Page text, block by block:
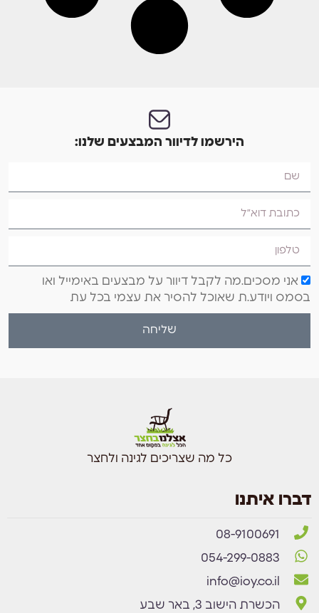
הירשמו לדיוור המבצעים שלנו:
אני מסכים.מה לקבל דיוור על מבצעים באימייל ואו
בסמס ויודע.ת שאוכל להסיר את עצמי בכל עת
שליחה
כל מה שצריכים לגינה ולחצר
דברו איתנו
08-9100691
054-299-0883
info@ioy.co.il
הכשרת הישוב 3, באר שבע